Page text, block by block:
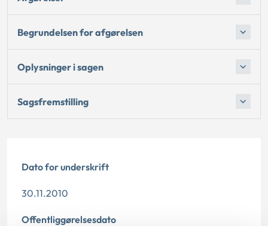
Begrundelsen for afgørelsen
Oplysninger i sagen
Sagsfremstilling
Dato for underskrift
30.11.2010
Offentliggørelsesdato